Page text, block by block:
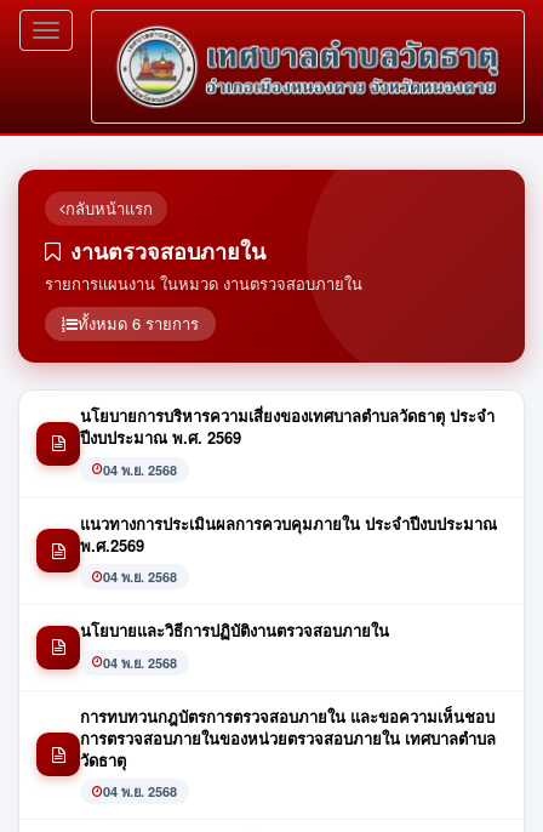
Toggle
navigation
กลับหน้าแรก
งานตรวจสอบภายใน
รายการแผนงาน ในหมวด งานตรวจสอบภายใน
ทั้งหมด 6 รายการ
นโยบายการบริหารความเสี่ยงของเทศบาลตำบลวัดธาตุ ประจำ
ปีงบประมาณ พ.ศ. 2569
04 พ.ย. 2568
แนวทางการประเมินผลการควบคุมภายใน ประจำปีงบประมาณ
พ.ศ.2569
04 พ.ย. 2568
นโยบายและวิธีการปฏิบัติงานตรวจสอบภายใน
04 พ.ย. 2568
การทบทวนกฎบัตรการตรวจสอบภายใน และขอความเห็นชอบ
การตรวจสอบภายในของหน่วยตรวจสอบภายใน เทศบาลตำบล
วัดธาตุ
04 พ.ย. 2568